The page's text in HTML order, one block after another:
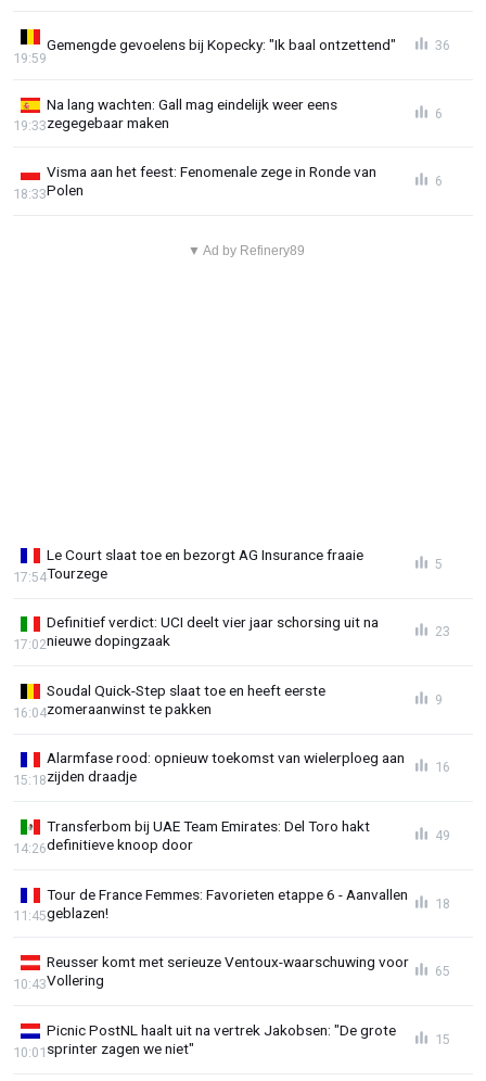
Gemengde gevoelens bij Kopecky: "Ik baal ontzettend"
19:59
36
Na lang wachten: Gall mag eindelijk weer eens
zegegebaar maken
19:33
6
Visma aan het feest: Fenomenale zege in Ronde van
Polen
18:33
6
▼ Ad by Refinery89
Le Court slaat toe en bezorgt AG Insurance fraaie
Tourzege
17:54
5
Definitief verdict: UCI deelt vier jaar schorsing uit na
nieuwe dopingzaak
17:02
23
Soudal Quick-Step slaat toe en heeft eerste
zomeraanwinst te pakken
16:04
9
Alarmfase rood: opnieuw toekomst van wielerploeg aan
zijden draadje
15:18
16
Transferbom bij UAE Team Emirates: Del Toro hakt
definitieve knoop door
14:26
49
Tour de France Femmes: Favorieten etappe 6 - Aanvallen
geblazen!
11:45
18
Reusser komt met serieuze Ventoux-waarschuwing voor
Vollering
10:43
65
Picnic PostNL haalt uit na vertrek Jakobsen: "De grote
sprinter zagen we niet"
10:01
15